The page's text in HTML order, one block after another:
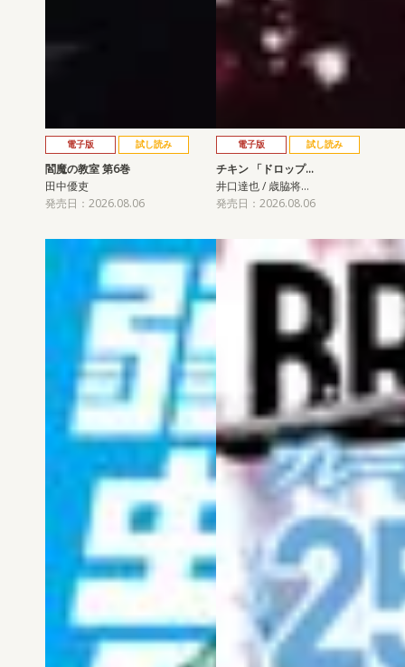
電子版 試し読み
閻魔の教室 第6巻
田中優吏
発売日：2026.08.06
電子版 試し読み
チキン 「ドロップ…
井口達也 / 歳脇将…
発売日：2026.08.06